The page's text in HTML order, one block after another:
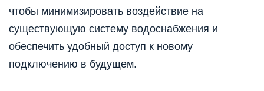
чтобы минимизировать воздействие на
существующую систему водоснабжения и
обеспечить удобный доступ к новому
подключению в будущем.